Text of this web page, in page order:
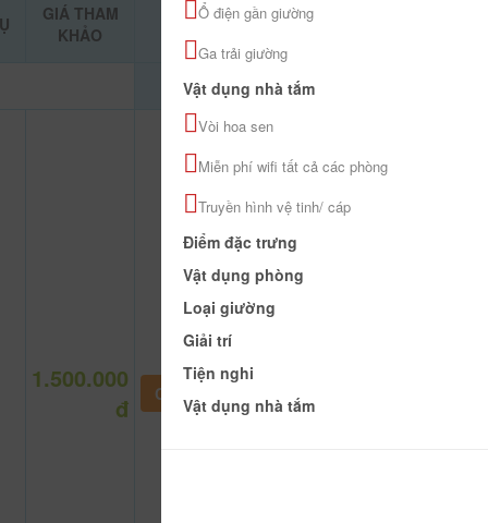
GIÁ THAM
KHẢO
ĐẶT PHÒNG
1.500.000
đ
CHƯA KHAI BÁO PHÒNG
Ổ điện gần giường
Ga trải giường
Vật dụng nhà tắm
Vòi hoa sen
Miễn phí wifi tất cả các phòng
Truyền hình vệ tinh/ cáp
Điểm đặc trưng
Vật dụng phòng
Loại giường
Giải trí
Tiện nghi
Vật dụng nhà tắm